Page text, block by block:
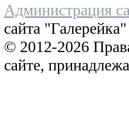
Администрация
сайта "Галерейка"
© 2012-2026
сайте,